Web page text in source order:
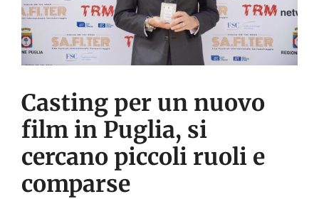
Casting per un nuovo
film in Puglia, si
cercano piccoli ruoli e
comparse